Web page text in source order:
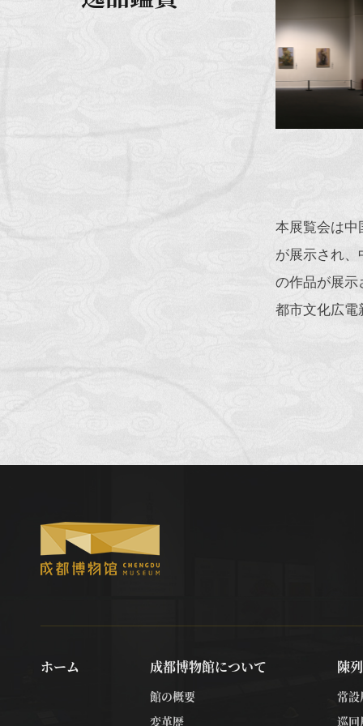
本展覧会は中
が展示され、
の作品が展示
都市文化広電
ホーム 成都博物館について
館の概要
変革歴
陳
常設
巡回